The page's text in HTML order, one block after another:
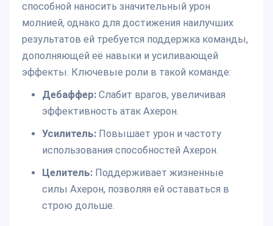
способной наносить значительный урон
молнией, однако для достижения наилучших
результатов ей требуется поддержка команды,
дополняющей её навыки и усиливающей
эффекты. Ключевые роли в такой команде:
Дебаффер:Слабит врагов, увеличивая
эффективность атак Ахерон.
Усилитель:Повышает урон и частоту
использования способностей Ахерон.
Целитель:Поддерживает жизненные
силы Ахерон, позволяя ей оставаться в
строю дольше.